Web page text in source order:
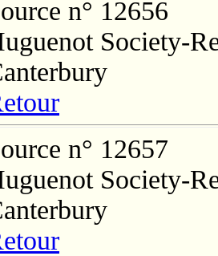
n° 12656
Society-
n° 12657
Society-